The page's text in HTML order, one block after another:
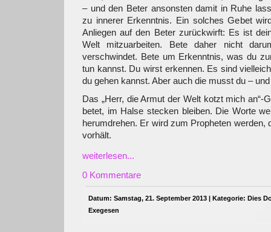
– und den Beter ansonsten damit in Ruhe
zu innerer Erkenntnis. Ein solches Gebet
Anliegen auf den Beter zurückwirft: Es ist
Welt mitzuarbeiten. Bete daher nicht
verschwindet. Bete um Erkenntnis, was du
tun kannst. Du wirst erkennen. Es sind
du gehen kannst. Aber auch die musst du –
Das „Herr, die Armut der Welt kotzt mich an“-
betet, im Halse stecken bleiben. Die Worte
herumdrehen. Er wird zum Propheten werden,
vorhält.
weiterlesen...
0 Kommentare
Datum: Samstag, 21. September 2013 | Kategorie: Dies
Exegesen